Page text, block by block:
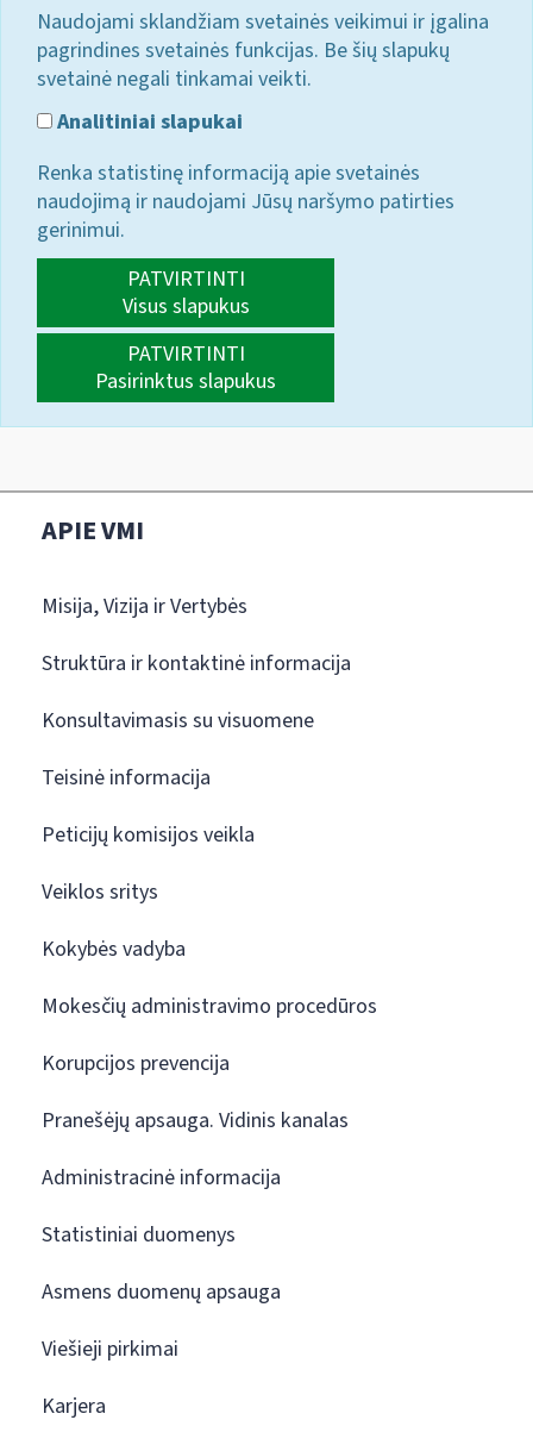
Naudojami sklandžiam svetainės veikimui ir įgalina
pagrindines svetainės funkcijas. Be šių slapukų
svetainė negali tinkamai veikti.
Analitiniai slapukai
Renka statistinę informaciją apie svetainės
naudojimą ir naudojami Jūsų naršymo patirties
gerinimui.
PATVIRTINTI
Visus slapukus
PATVIRTINTI
Pasirinktus slapukus
APIE VMI
Misija, Vizija ir Vertybės
Struktūra ir kontaktinė informacija
Konsultavimasis su visuomene
Teisinė informacija
Peticijų komisijos veikla
Veiklos sritys
Kokybės vadyba
Mokesčių administravimo procedūros
Korupcijos prevencija
Pranešėjų apsauga. Vidinis kanalas
Administracinė informacija
Statistiniai duomenys
Asmens duomenų apsauga
Viešieji pirkimai
Karjera